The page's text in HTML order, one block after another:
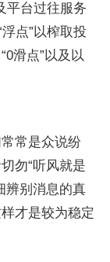
平台过往服务
点”以榨取投
滑点”以及以
常是众说纷
勿“听风就是
辨别消息的真
才是较为稳定